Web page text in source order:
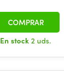
En stock2 uds.
COMPRAR